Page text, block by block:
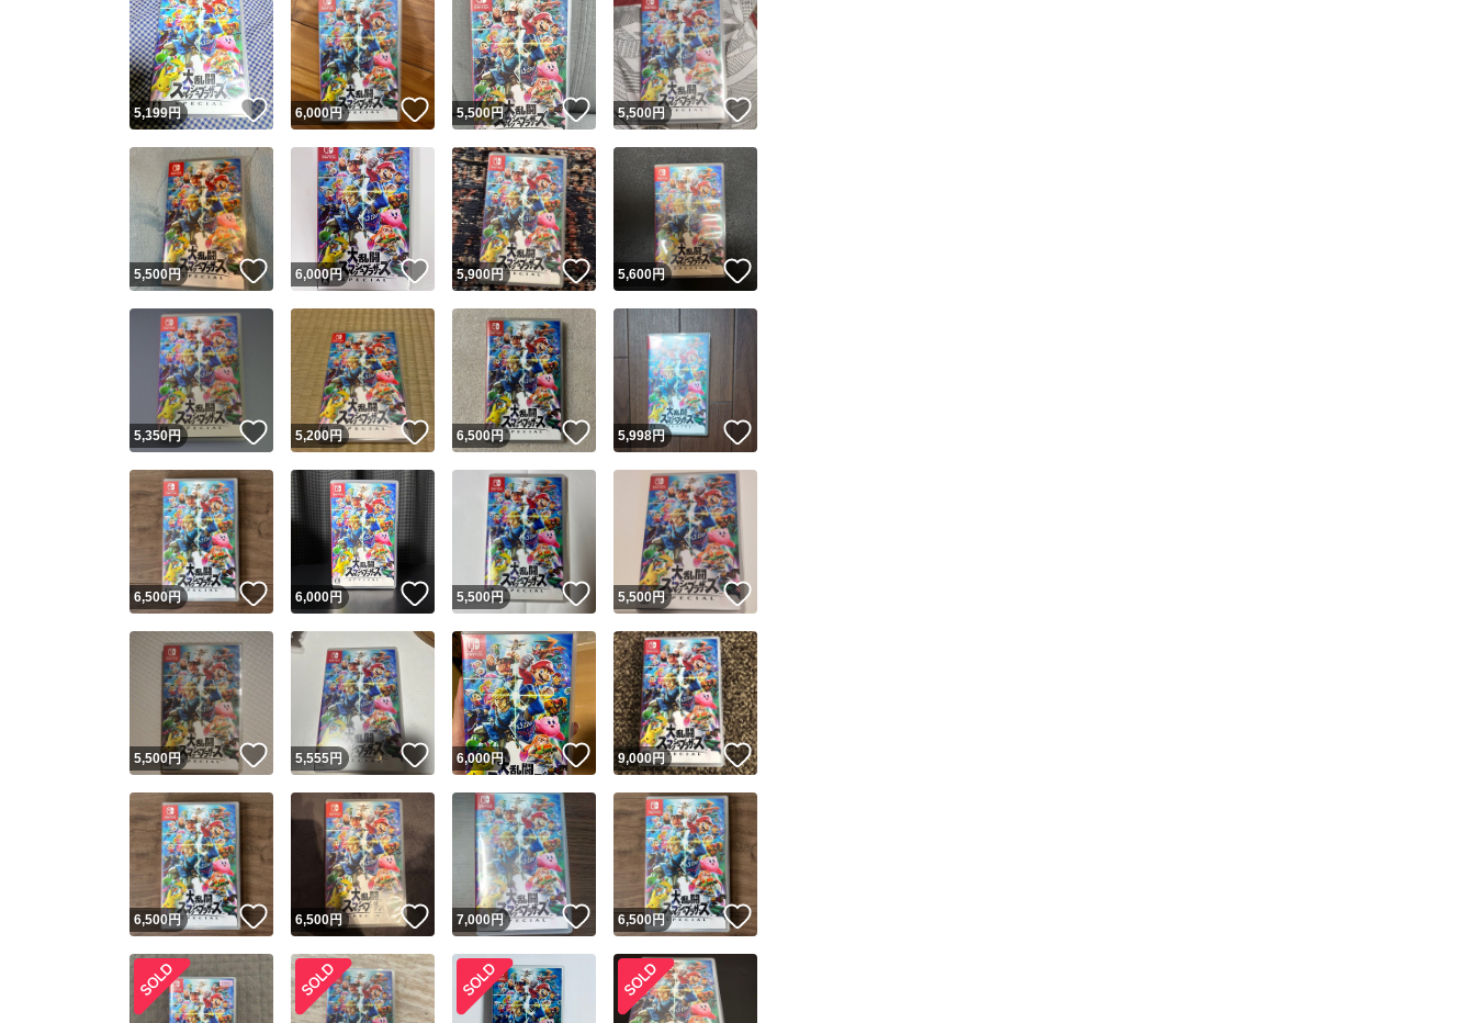
5,199円 いいね！
6,000円 いいね！
5,500円 いいね！
5,500円 いいね！
5,500円 いいね！
6,000円 いいね！
5,900円 いいね！
5,600円 いいね！
5,350円 いいね！
5,200円 いいね！
6,500円 いいね！
5,998円
6,500円 いいね！
6,000円 いいね！
5,500円 いいね！
5,500円
5,500円 いいね！
5,555円 いいね！
6,000円 いいね！
9,000円 いいね！
6,500円 いいね！
6,500円 いいね！
7,000円 いいね！
6,500円 いいね！